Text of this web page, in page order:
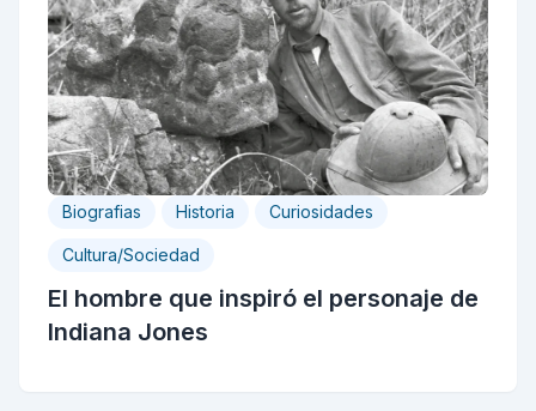
Biografias Historia Curiosidades
Cultura/Sociedad
El hombre que inspiró el personaje de
Indiana Jones